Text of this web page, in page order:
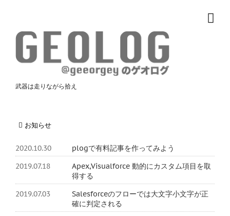
武器は走りながら拾え
お知らせ
2020.10.30
plogで有料記事を作ってみよう
2019.07.18
Apex,Visualforce 動的にカスタム項目を取
得する
2019.07.03
Salesforceのフローでは大文字小文字が正
確に判定される